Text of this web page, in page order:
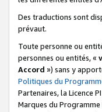
Des traductions sont
prévaut.
Toute personne ou
personnes ou entités, «
Accord ») sans y
Politiques du
Partenaires, la Licence
Marques du